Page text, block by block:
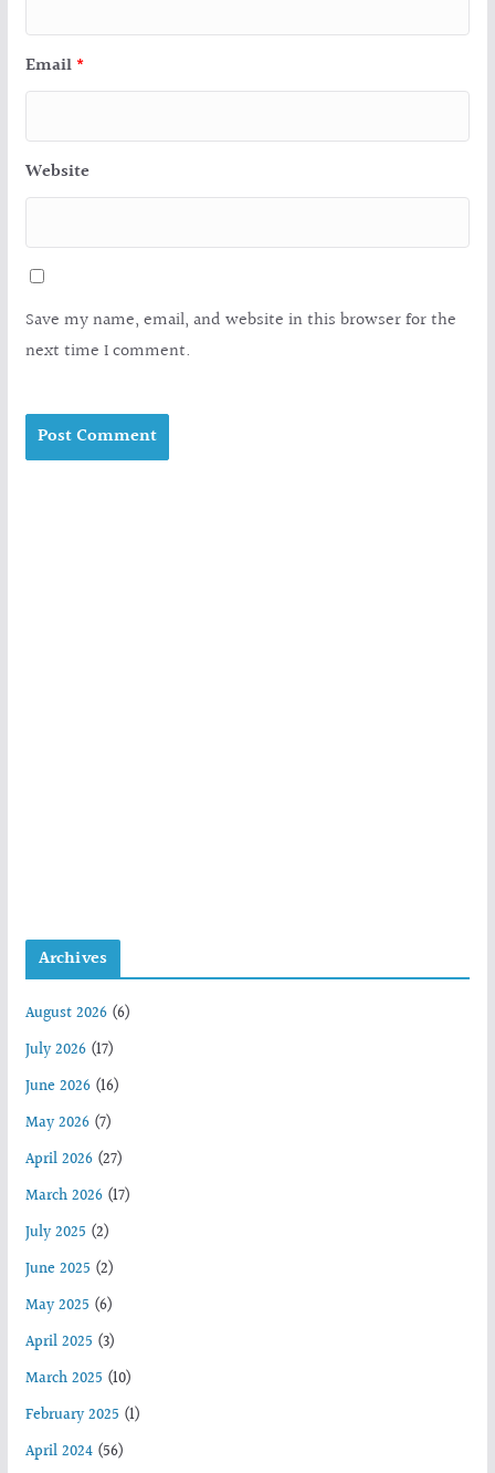
Email *
Website
Save my name, email, and website in this browser for the
next time I comment.
Archives
August 2026(6)
July 2026(17)
June 2026(16)
May 2026(7)
April 2026(27)
March 2026(17)
July 2025 (2)
June 2025 (2)
May 2025 (6)
April 2025 (3)
March 2025 (10)
February 2025 (1)
April 2024(56)